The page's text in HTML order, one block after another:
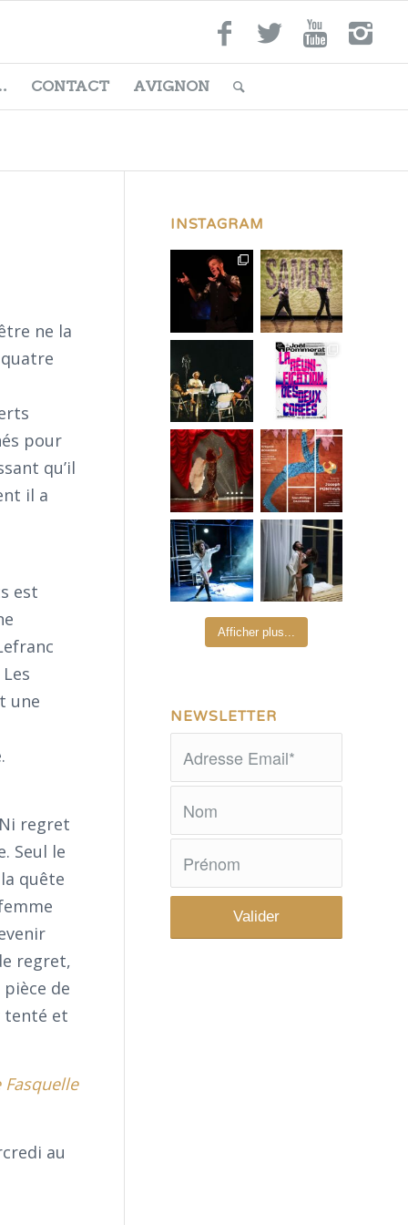
CONTACT AVIGNON
ne la
pour
qu’il
il a
est
une
regret
Seul le
quête
regret,
de
tenté et
au
INSTAGRAM
Afficher plus...
NEWSLETTER